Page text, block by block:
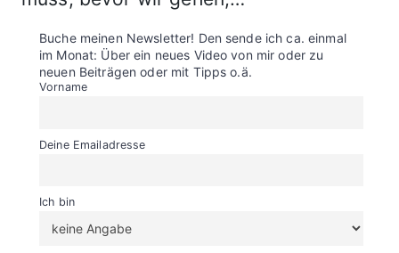
Buche meinen Newsletter! Den sende ich ca. einmal
im Monat: Über ein neues Video von mir oder zu
neuen Beiträgen oder mit Tipps o.ä.
Vorname
Deine Emailadresse
Ich bin